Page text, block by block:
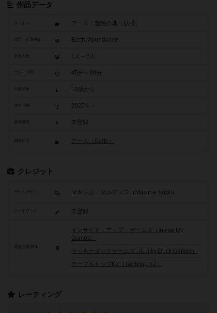
作品データ
タイトル アース：豊饒の地（拡張）
原題・英題表記 Earth: Abundance
参加人数 1人～6人
45分～90分
対象年齢 13歳から
2025年～
参考価格 未登録
関連作品 アース（Earth）
クレジット
ゲームデザイン マキシム・タルディフ（Maxime Tardif）
アートワーク 未登録
インサイド・アップ・ゲームズ（Inside Up
Games）
ラッキーダックゲームズ（Lucky Duck Games）
テーブルトップKZ（Tabletop KZ）
レーティング